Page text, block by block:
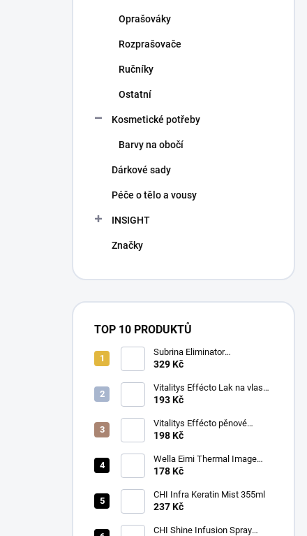
Oprašováky
Rozprašovače
Ručníky
Ostatní
Kosmetické potřeby
Barvy na obočí
Dárkové sady
Péče o tělo a vousy
INSIGHT
Značky
TOP 10 PRODUKTŮ
Subrina Eliminator
odstraňovač barvy 2 x 100 ml
329 Kč
Vitalitys Effécto Lak na vlasy
silný 500 ml
193 Kč
Vitalitys Effécto pěnové
tužidlo silné 250 ml
198 Kč
Wella Eimi Thermal Image
150 ml
178 Kč
CHI Infra Keratin Mist 355ml
237 Kč
CHI Shine Infusion Spray